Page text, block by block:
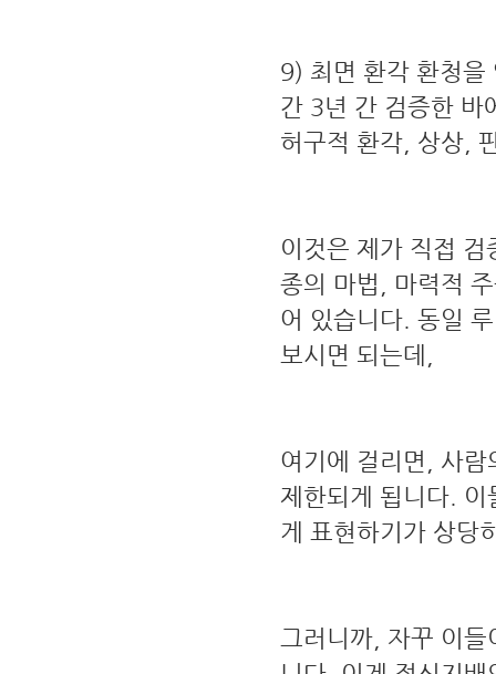
9) 최면 환각 환청을
간 3년 간 검증한 바
허구적 환각, 상상,
이것은 제가 직접
종의 마법, 마력적
어 있습니다. 동일
보시면 되는데,
여기에 걸리면, 사
제한되게 됩니다.
게 표현하기가 상당
그러니까, 자꾸 이